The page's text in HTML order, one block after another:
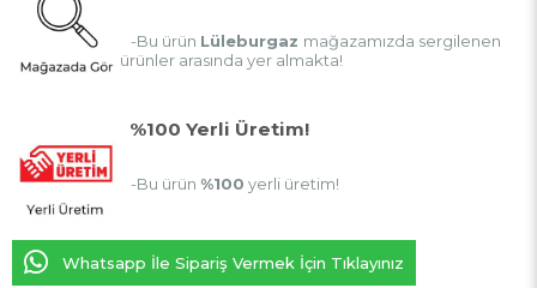
-Bu ürün Lüleburgaz mağazamızda sergilenen
ürünler arasında yer almakta!
%100 Yerli Üretim!
-Bu ürün %100 yerli üretim!
Whatsapp İle Sipariş Vermek İçin Tıklayınız